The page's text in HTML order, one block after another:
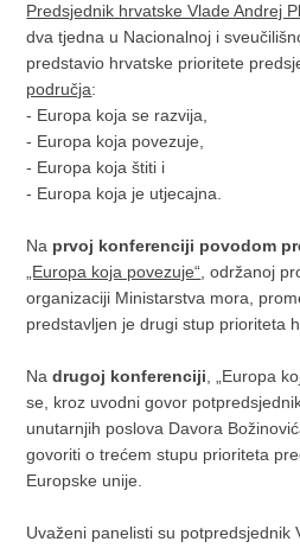
Predsjednik hrvatske Vlade Andrej
dva tjedna u Nacionalnoj i
predstavio hrvatske prioritete
područja:
- Europa koja se razvija,
- Europa koja povezuje,
- Europa koja štiti i
- Europa koja je utjecajna.
Na prvoj konferenciji povodom
„Europa koja povezuje“ , održanoj
organizaciji Ministarstva mora,
predstavljen je drugi stup prioriteta
Nadrugoj konferenciji , „Europa
se, kroz uvodni govor
unutarnjih poslova Davora
govoriti o trećem stupu prioriteta
Europske unije.
Uvaženi panelisti su potpredsjednik